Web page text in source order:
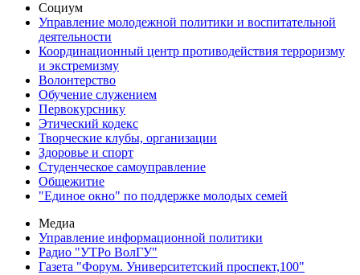
Социум
Управление молодежной политики и воспитательной
деятельности
Координационный центр противодействия терроризму
и экстремизму
Волонтерство
Обучение служением
Первокурснику
Этический кодекс
Творческие клубы, организации
Здоровье и спорт
Студенческое самоуправление
Общежитие
"Единое окно" по поддержке молодых семей
Медиа
Управление информационной политики
Радио "УТРо ВолГУ"
Газета "Форум. Университетский проспект,100"